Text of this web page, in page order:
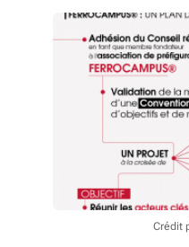
la
Le projet «
de
site qui
immobilier
ordre et
débouchés
Offrir un
chaque
Campus
suivi
plateau
l'innovation
métiers,
Crédit